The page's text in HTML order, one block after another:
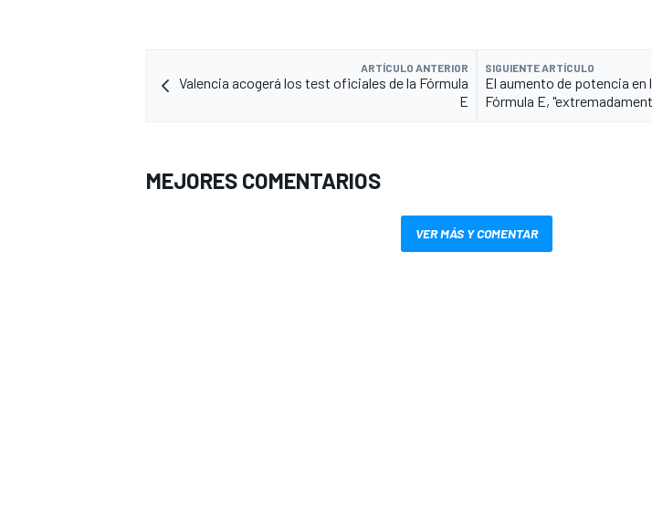
ARTÍCULO ANTERIOR
Valencia acogerá los test oficiales de la Fórmula
E
SIGUIENTE ARTÍCULO
El aumento de potencia en
Fórmula E,
MEJORES COMENTARIOS
VER MÁS Y COMENTAR